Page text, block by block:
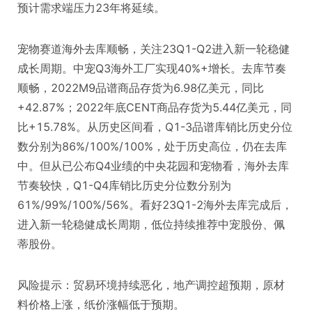
预计需求端压力23年将延续。
宠物赛道海外去库顺畅，关注23Q1-Q2进入新一轮稳健
成长周期。中宠Q3海外工厂实现40%+增长。去库节奏
顺畅，2022M9品谱商品存货为6.98亿美元，同比
+42.87%；2022年底CENT商品存货为5.44亿美元，同
比+15.78%。从历史区间看，Q1-3品谱库销比历史分位
数分别为86%/100%/100%，处于历史高位，仍在去库
中。但从已公布Q4业绩的中央花园和宠物看，海外去库
节奏较快，Q1-Q4库销比历史分位数分别为
61%/99%/100%/56%。看好23Q1-2海外去库完成后，
进入新一轮稳健成长周期，低位持续推荐中宠股份、佩
蒂股份。
风险提示：贸易环境持续恶化，地产调控超预期，原材
料价格上涨，纸价涨幅低于预期。